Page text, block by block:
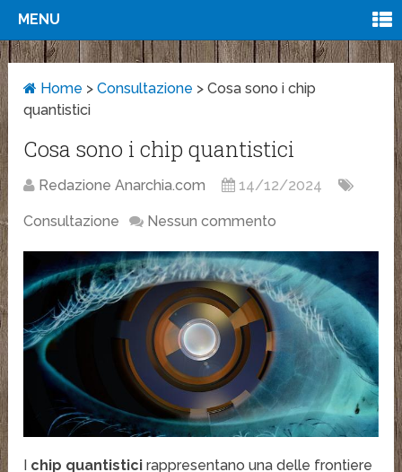
MENU
Home >Consultazione >Cosa sono i chip
quantistici
Cosa sono i chip quantistici
Redazione Anarchia.com 14/12/2024
Consultazione Nessun commento
I chip quantistici rappresentano una delle frontiere